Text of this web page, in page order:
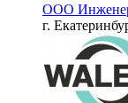
ООО
г.